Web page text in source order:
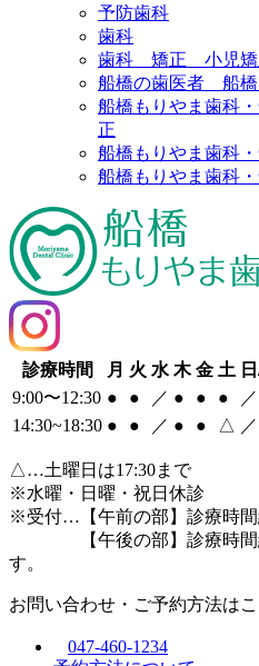
予防歯科
歯科
歯科 矯正 小児矯
船橋の歯医者 船橋
船橋もりやま歯科
正
船橋もりやま歯科
船橋もりやま歯科
診療時間 月 火 水 木 金 土
9:00〜12:30 ● ● ／ ● ● ●
／
14:30~18:30 ● ● ／ ● ● △ ／
△…土曜日は17:30まで
※水曜・日曜・祝日休診
※受付…【午前の部】診療時間
【午後の部】診療時間終
す。
お問い合わせ・ご予約方法は
047-460-1234